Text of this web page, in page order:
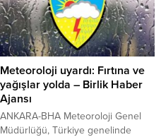
karışan kardan dostu için cenaze
namazı kılması ise görenleri hem
şaşırttı hem de gülümsetti. “BİR
GECEDE YOK OLDU” Soğuk hava
şartlarından faydalanarak evinin
önünde kardan adam...
Meteoroloji uyardı: Fırtına ve
yağışlar yolda – Birlik Haber
Ajansı
ANKARA-BHA Meteoroloji Genel
Müdürlüğü, Türkiye genelinde